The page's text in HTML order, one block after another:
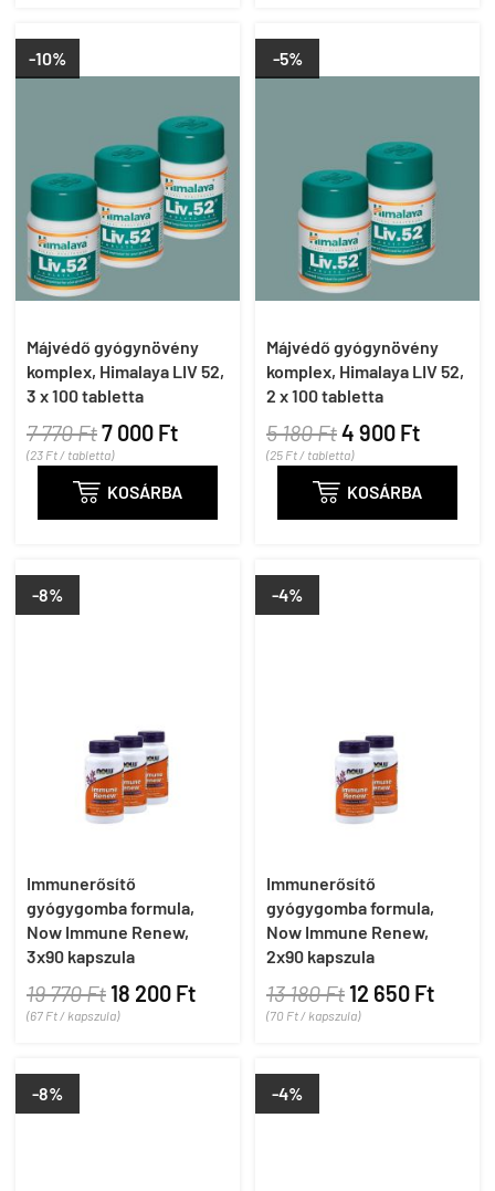
-10%
Májvédő gyógynövény
komplex, Himalaya LIV 52,
3 x 100 tabletta
7 770 Ft7 000 Ft
(23 Ft / tabletta)
 KOSÁRBA
-5%
Májvédő gyógynövény
komplex, Himalaya LIV 52,
2 x 100 tabletta
5 180 Ft4 900 Ft
(25 Ft / tabletta)
 KOSÁRBA
-8%
Immunerősítő
gyógygomba formula,
Now Immune Renew,
3x90 kapszula
19 770 Ft 18 200 Ft
(67 Ft / kapszula)
-4%
Immunerősítő
gyógygomba formula,
Now Immune Renew,
2x90 kapszula
13 180 Ft 12 650 Ft
(70 Ft / kapszula)
-8% -4%